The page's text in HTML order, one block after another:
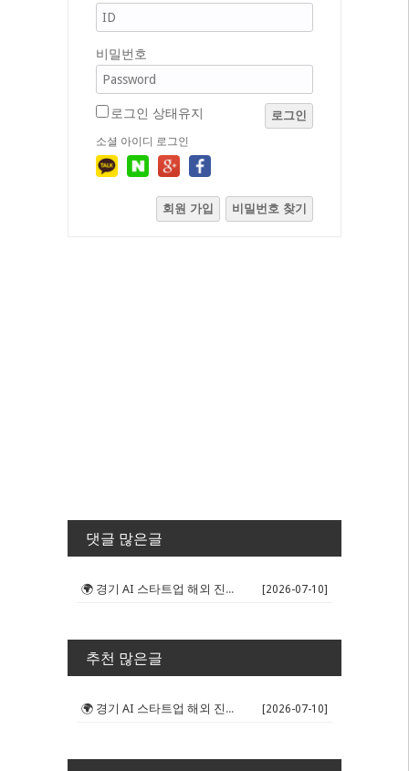
비밀번호
로그인 상태유지 로그인
소셜 아이디 로그인
회원 가입 비밀번호 찾기
댓글 많은글
🌍 경기 AI 스타트업 해외 진출 판... [2026-07-10]
추천 많은글
🌍 경기 AI 스타트업 해외 진출 판... [2026-07-10]